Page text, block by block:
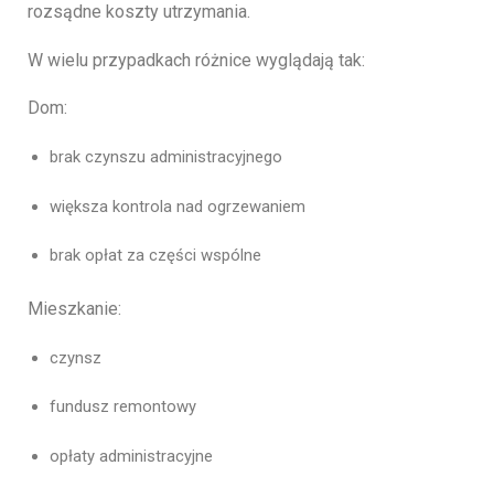
rozsądne koszty utrzymania.
W wielu przypadkach różnice wyglądają tak:
Dom:
brak czynszu administracyjnego
większa kontrola nad ogrzewaniem
brak opłat za części wspólne
Mieszkanie:
czynsz
fundusz remontowy
opłaty administracyjne